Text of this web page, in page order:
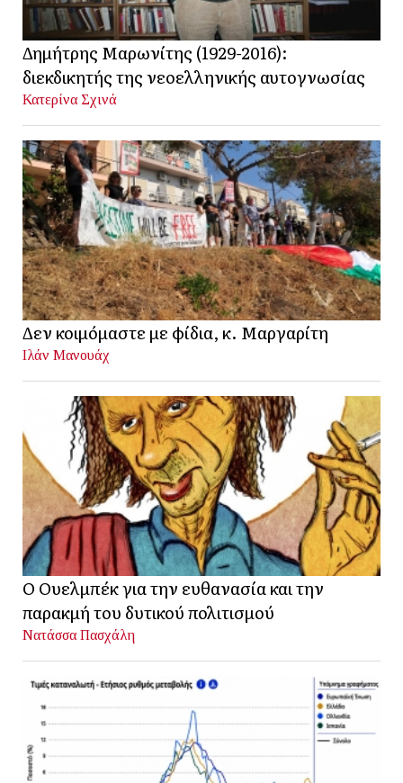
Δημήτρης Μαρωνίτης (1929-2016):
διεκδικητής της νεοελληνικής αυτογνωσίας
Κατερίνα Σχινά
Δεν κοιμόμαστε με φίδια, κ. Μαργαρίτη
Ιλάν Μανουάχ
Ο Ουελμπέκ για την ευθανασία και την
παρακμή του δυτικού πολιτισμού
Νατάσσα Πασχάλη